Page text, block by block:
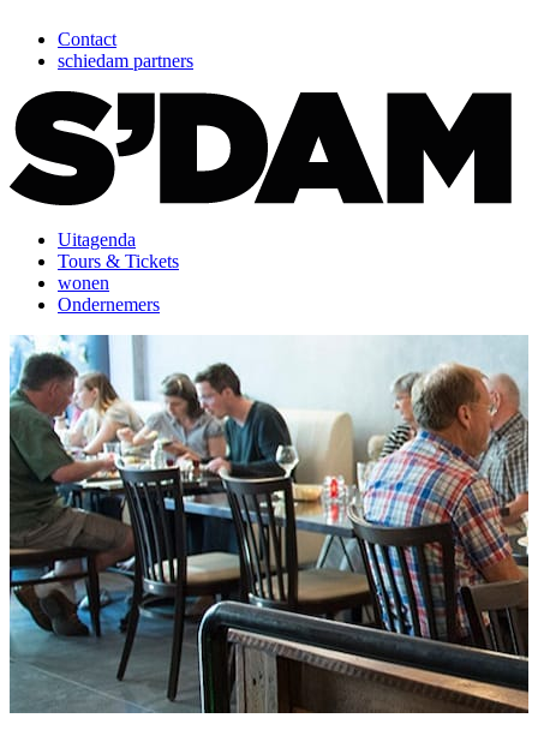
Contact
schiedam partners
Uitagenda
Tours & Tickets
wonen
Ondernemers